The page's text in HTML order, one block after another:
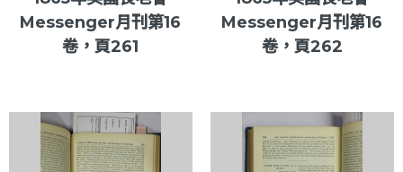
Messenger月刊第16
卷，頁261
Messenger月刊第16
卷，頁262